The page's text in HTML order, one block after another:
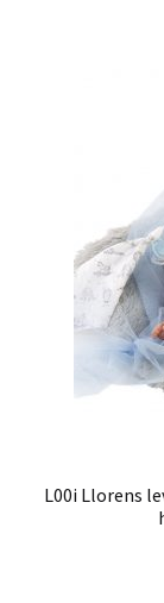
L00i Llorens